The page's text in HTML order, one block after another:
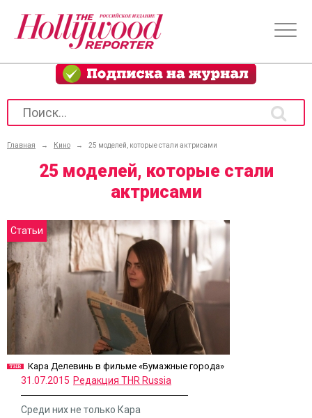
Главная → Кино → 25 моделей, которые стали актрисами
25 моделей, которые стали
актрисами
Статьи
Кара Делевинь в фильме «Бумажные города»
31.07.2015 Редакция THR Russia
Среди них не только Кара